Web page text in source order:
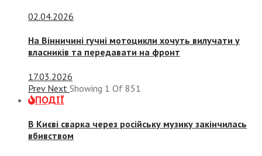
02.04.2026
На Вінничині гучні мотоцикли хочуть вилучати у
власників та передавати на фронт
17.03.2026
Prev Next Showing 1 Of 851
ПОДІЇ
В Києві сварка через російську музику закінчилась
вбивством